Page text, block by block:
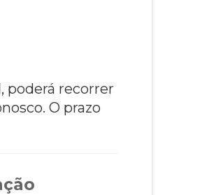
poderá recorrer
O prazo